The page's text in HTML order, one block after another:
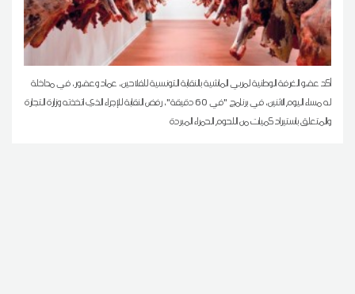
أكد عضو الغرفة الوطنية لمربي الماشية بالنقابة التونسية للفلاحين، عماد وعضور، في مداخلة
له مساء اليوم الاثنين، في برنامج "في 60 دقيقة"، رفض النقابة للإجراء الذي اتخذته وزارة التجارة
والمتعلق باستيراد كميات من اللحوم الحمراء المبردة